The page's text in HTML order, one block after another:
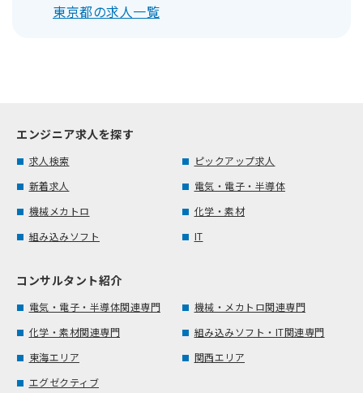
東京都の求人一覧
エンジニア求人を探す
求人検索
ピックアップ求人
新着求人
電気・電子・半導体
機械メカトロ
化学・素材
組み込みソフト
IT
コンサルタント紹介
電気・電子・半導体関連専門
機械・メカトロ関連専門
化学・素材関連専門
組み込みソフト・IT関連専門
東海エリア
関西エリア
エグゼクティブ